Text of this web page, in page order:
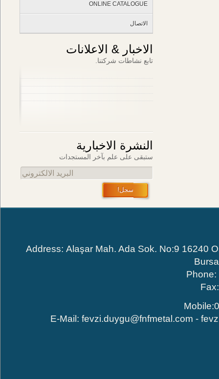
ONLINE CATALOGUE
الاتصال
الاخبار & الاعلانات
تابع نشاطات شركتنا.
النشرة الاخبارية
ستبقى على علم بآخر المستجدات
البريد الالكتروني
سجل!
Address: Alaşar Mah. Ada Sok. No:9 16240
E-Mail:fevzi.duygu@fnfmetal.com-